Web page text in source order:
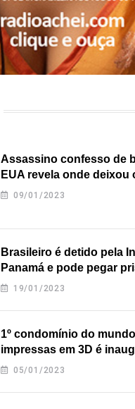
Assassino confesso de
EUA revela onde deixou
09/01/2023
Brasileiro é detido pela
Panamá e pode pegar
nos EUA
19/01/2023
1º condomínio do
impressas em 3D é
Texas
05/01/2023